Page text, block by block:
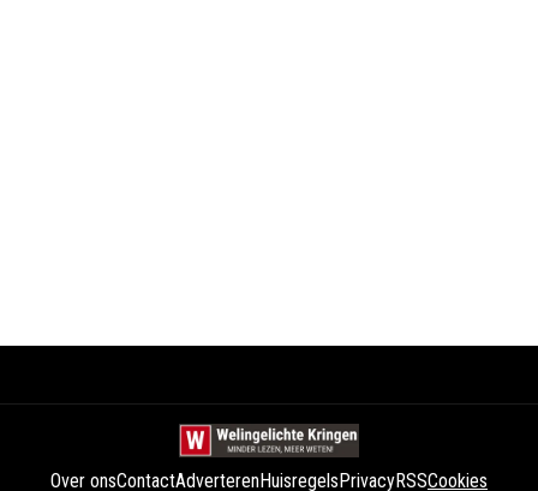
Over onsContactAdverterenHuisregelsPrivacyRSSCookies